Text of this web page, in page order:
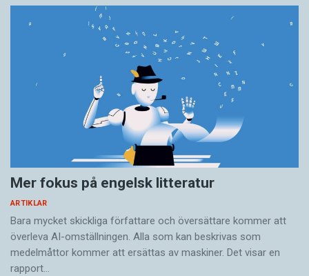
Mer fokus på engelsk litteratur
ARTIKLAR
Bara mycket skickliga författare och översättare ­kommer att
överleva AI-omställningen. Alla som kan beskrivas som
medelmåttor kommer att ersättas av maskiner. Det visar en
rapport…